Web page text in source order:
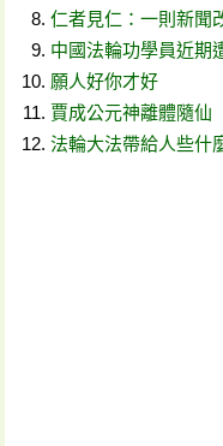
仁者見仁：一則新聞
中國法輪功學員近期
願人好你才好
賈成公元神離體隨仙
法輪大法帶給人些什